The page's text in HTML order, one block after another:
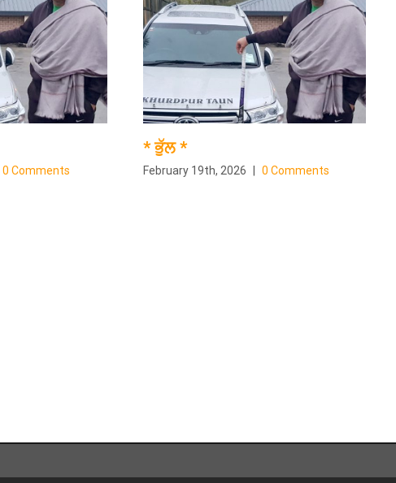
0 Comments
* ਭੁੱਲ *
February 19th, 2026 0 Comments